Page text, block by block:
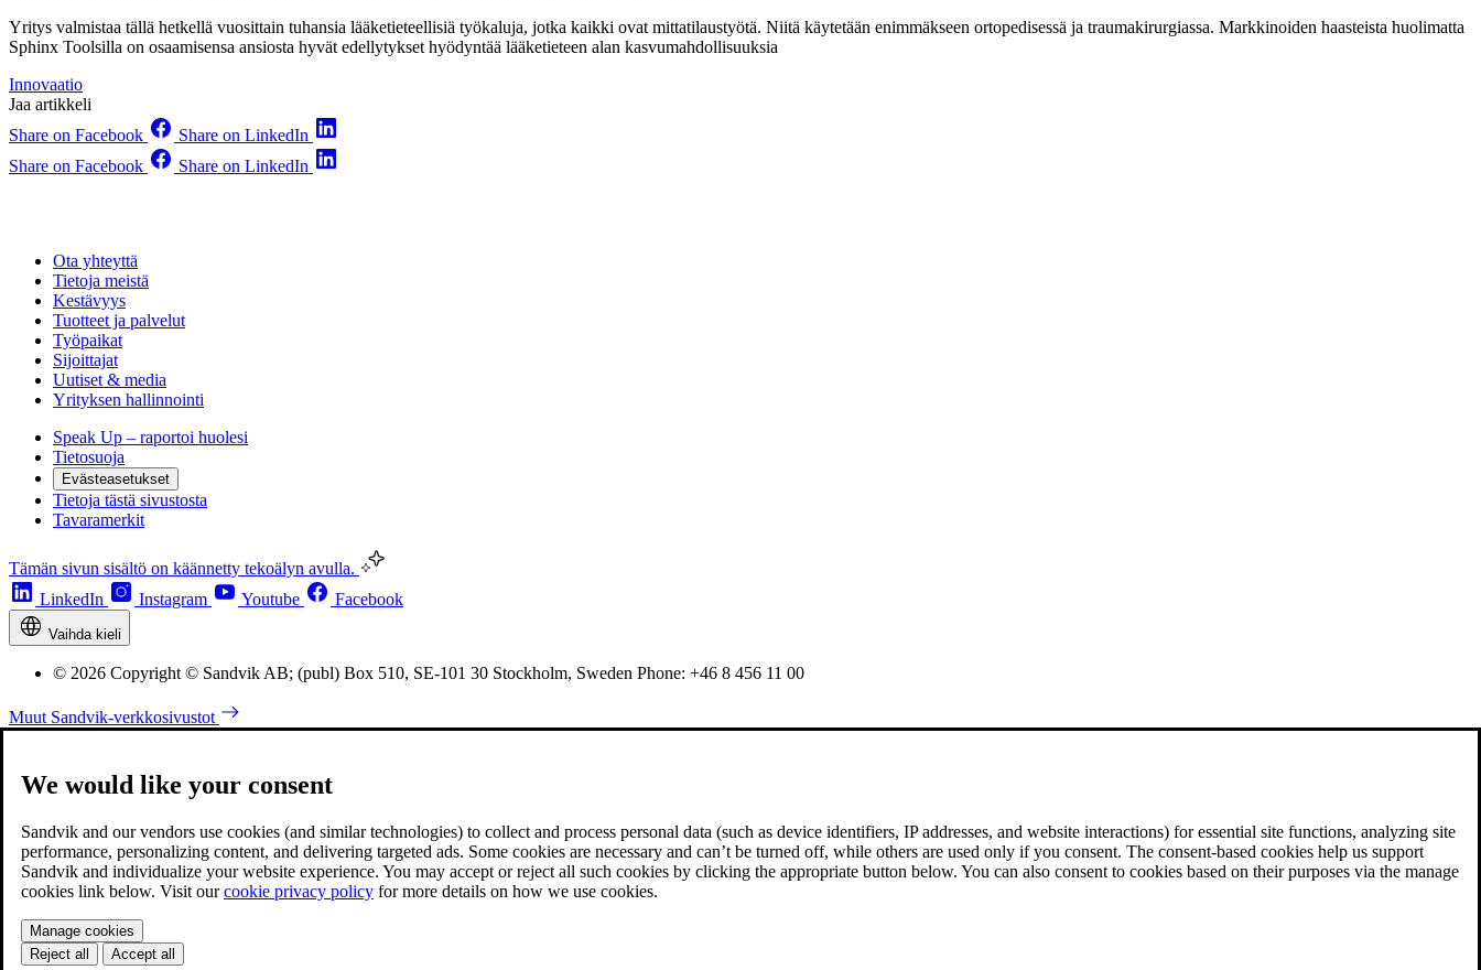
Yritys valmistaa tällä hetkellä vuosittain tuhansia lääketieteellisiä työkaluja, jotka kaikki ovat mittatilaustyötä. Niitä käytetään enimmäkseen ortopedisessä ja traumakirurgiassa. Markkinoiden haasteista huolimatta
Sphinx Toolsilla on osaamisensa ansiosta hyvät edellytykset hyödyntää lääketieteen alan kasvumahdollisuuksia
Innovaatio
Jaa artikkeli
Share on Facebook
Share on LinkedIn
Share on Facebook
Share on LinkedIn
Ota yhteyttä
Tietoja meistä
Kestävyys
Tuotteet ja palvelut
Työpaikat
Sijoittajat
Uutiset & media
Yrityksen hallinnointi
Speak Up – raportoi huolesi
Tietosuoja
Evästeasetukset
Tietoja tästä sivustosta
Tavaramerkit
Tämän sivun sisältö on käännetty tekoälyn avulla.
LinkedIn
Instagram Youtube Facebook
Vaihda kieli
© 2026 Copyright © Sandvik AB; (publ) Box 510, SE-101 30 Stockholm, Sweden Phone: +46 8 456 11 00
Muut Sandvik-verkkosivustot
We would like your consent
Sandvik and our vendors use cookies (and similar technologies) to collect and process personal data (such as device identifiers, IP addresses, and website interactions) for essential site functions, analyzing site
performance, personalizing content, and delivering targeted ads. Some cookies are necessary and can’t be turned off, while others are used only if you consent. The consent-based cookies help us support
Sandvik and individualize your website experience. You may accept or reject all such cookies by clicking the appropriate button below. You can also consent to cookies based on their purposes via the manage
cookies link below. Visit ourcookie privacy policy for more details on how we use cookies.
Manage cookies
Reject all
Accept all